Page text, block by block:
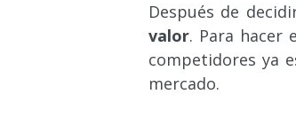
Después de
valor. Para hacer
competidores ya
mercado.